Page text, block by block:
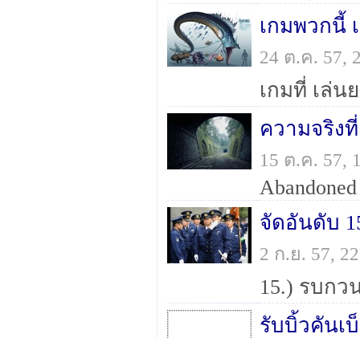
24 ต.ค. 57,
เกมที่ เล่น
15 ต.ค. 57,
2 ก.ย. 57,
รับบิ้วคันเ